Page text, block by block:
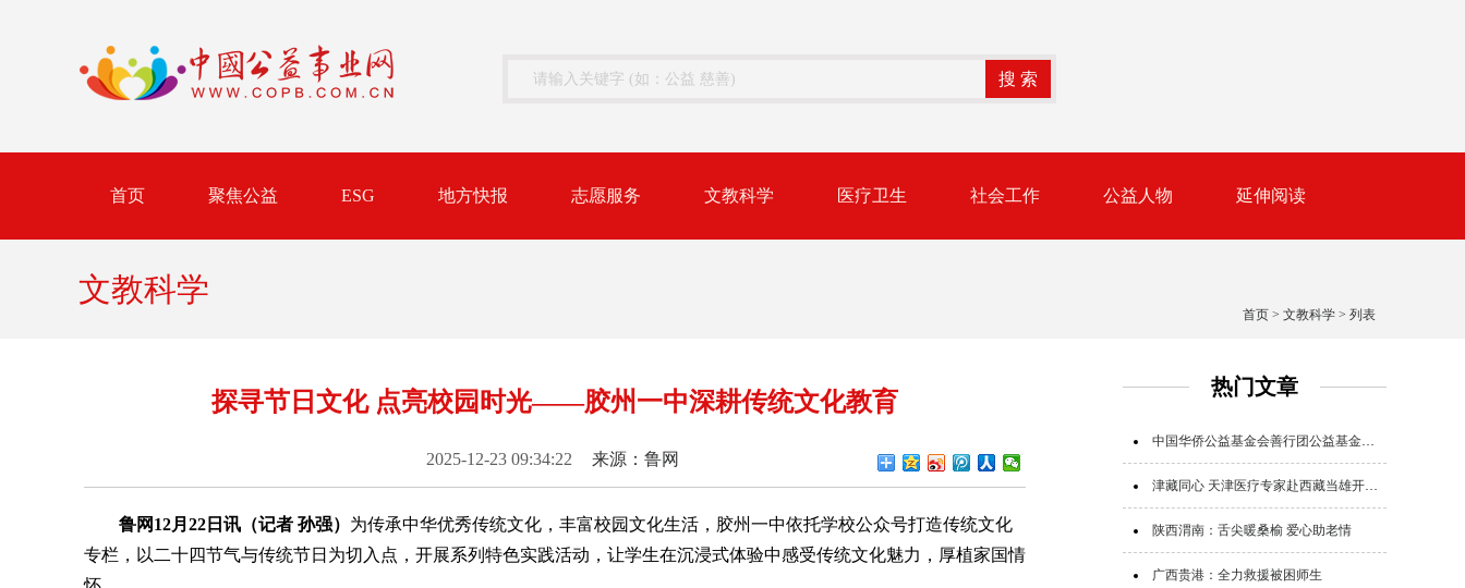
首页 聚焦公益 ESG 地方快报 志愿服务 文教科学 医疗卫生 社会工作 公益人物 延伸阅读
首页 > 文教科学 > 列表
文教科学
热门文章
中国华侨公益基金会善行团公益基金追加追赠支援广西救灾
津藏同心 天津医疗专家赴西藏当雄开展公益帮扶
陕西渭南：舌尖暖桑榆 爱心助老情
广西贵港：全力救援被困师生
探寻节日文化 点亮校园时光——胶州一中深耕传统文化教育
2025-12-23 09:34:22 来源：鲁网
鲁网12月22日讯（记者 孙强） 为传承中华优秀传统文化，丰富校园文化生活，胶州一中依托学校公众号打造传统文化
专栏，以二十四节气与传统节日为切入点，开展系列特色实践活动，让学生在沉浸式体验中感受传统文化魅力，厚植家国情